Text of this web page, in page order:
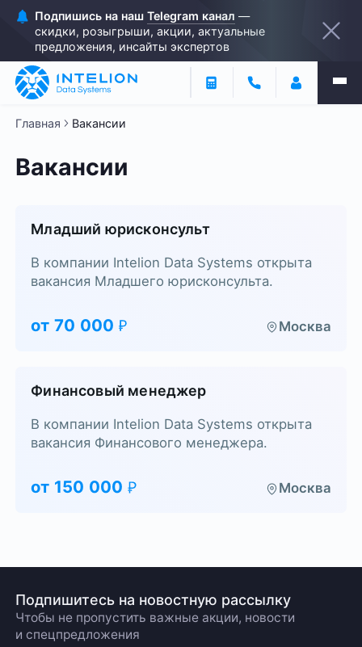
Подпишись на наш Telegram канал —
скидки, розыгрыши, акции, актуальные
предложения, инсайты экспертов
Главная Вакансии
Вакансии
Младший юрисконсульт
В компании Intelion Data Systems открыта
вакансия Младшего юрисконсульта.
от 70 000 Москва
Финансовый менеджер
В компании Intelion Data Systems открыта
вакансия Финансового менеджера.
от 150 000 Москва
Подпишитесь на новостную рассылку
Чтобы не пропустить важные акции, новости
и спецпредложения